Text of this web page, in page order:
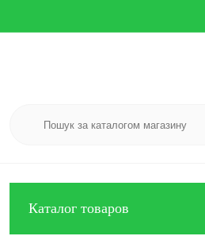
Каталог товаров